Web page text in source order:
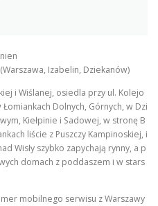
Izabelin, Dziekanów)
i Wiślanej, osiedla przy ul. Kolejo
Dolnych, Górnych, w Dzi
Kiełpinie i Sadowej, w stronę B
liście z Puszczy Kampinoskiej, i
Wisły szybko zapychają rynny, a p
domach z poddaszem i w stars
mobilnego serwisu z Warszawy